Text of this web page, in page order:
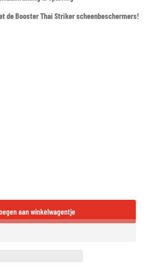
de Booster Thai Striker scheenbeschermers!
Fight Gear Thai Striker -
aantal voor Booster Fight Gear Thai Striker
aan winkelwagentje